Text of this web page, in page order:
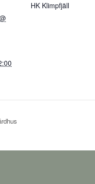
HK Klimpfjäll